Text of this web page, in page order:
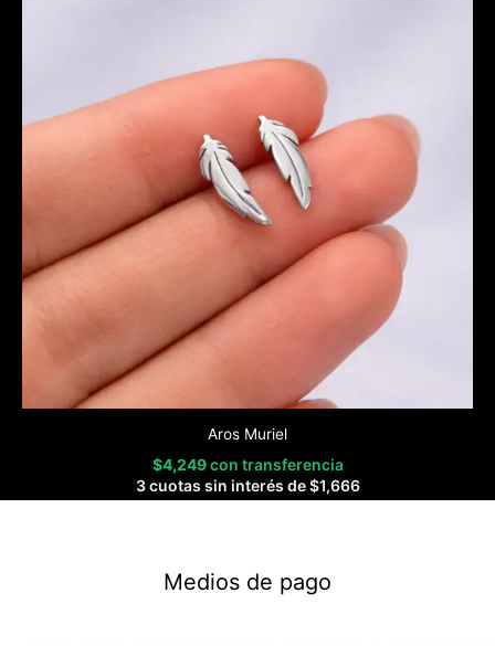
Aros Muriel
$4,249 con transferencia
3 cuotas sin interés de$1,666
Medios de pago